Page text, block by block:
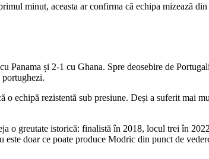
minut, aceasta ar confirma că echipa mizează
și 2-1 cu Ghana. Spre deosebire de
echipă rezistentă sub presiune. Deși a suferit mai
o greutate istorică: finalistă în 2018, locul trei în
doar ce poate produce Modric din punct de